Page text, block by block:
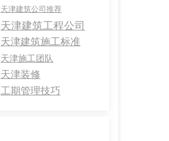
天津建筑公司推荐
天津建筑工程公司
天津建筑施工标准
天津施工团队
天津装修
工期管理技巧